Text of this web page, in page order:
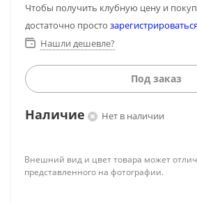
Чтобы получить клубную цену и
достаточно просто
Нашли дешевле?
Под заказ
Наличие Нет в наличии
Внешний вид и цвет товара может
представленного на фотографии.